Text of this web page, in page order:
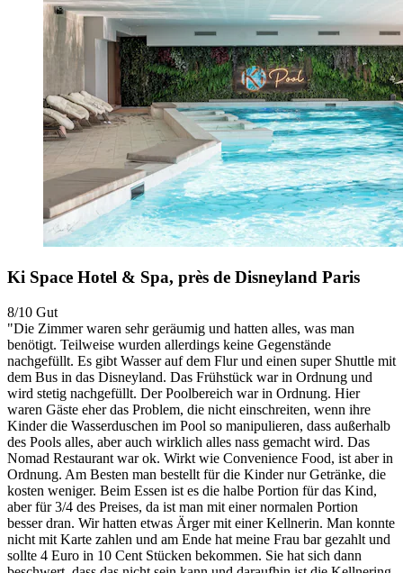
Ki Space Hotel & Spa, près de Disneyland Paris
8/10 Gut
"Die Zimmer waren sehr geräumig und hatten alles, was man
benötigt. Teilweise wurden allerdings keine Gegenstände
nachgefüllt. Es gibt Wasser auf dem Flur und einen super Shuttle mit
dem Bus in das Disneyland. Das Frühstück war in Ordnung und
wird stetig nachgefüllt. Der Poolbereich war in Ordnung. Hier
waren Gäste eher das Problem, die nicht einschreiten, wenn ihre
Kinder die Wasserduschen im Pool so manipulieren, dass außerhalb
des Pools alles, aber auch wirklich alles nass gemacht wird. Das
Nomad Restaurant war ok. Wirkt wie Convenience Food, ist aber in
Ordnung. Am Besten man bestellt für die Kinder nur Getränke, die
kosten weniger. Beim Essen ist es die halbe Portion für das Kind,
aber für 3/4 des Preises, da ist man mit einer normalen Portion
besser dran. Wir hatten etwas Ärger mit einer Kellnerin. Man konnte
nicht mit Karte zahlen und am Ende hat meine Frau bar gezahlt und
sollte 4 Euro in 10 Cent Stücken bekommen. Sie hat sich dann